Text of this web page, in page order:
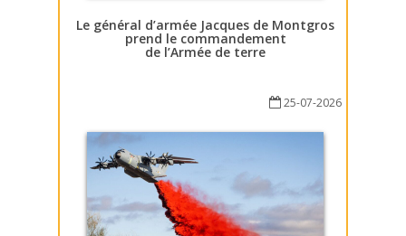
Le général d’armée Jacques de Montgros
prend le commandement
de l’Armée de terre
25-07-2026